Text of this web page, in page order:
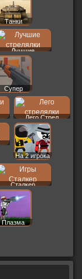
Танки
Лучшие
Супер
Лего Стрел
На 2 игрока
Сталкер
Плазма